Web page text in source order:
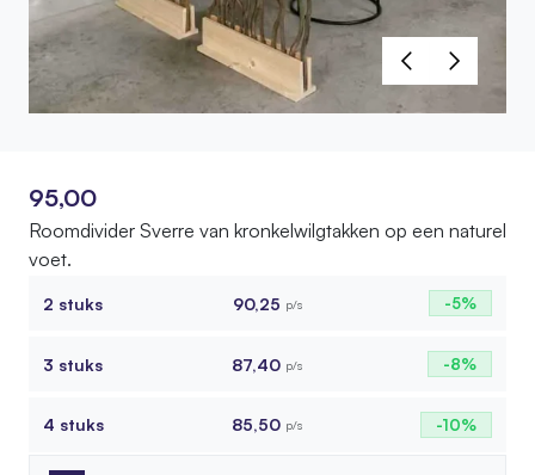
95,00
Roomdivider Sverre van kronkelwilgtakken op een naturel
voet.
2 stuks 90,25 p/s -5%
3 stuks 87,40 p/s -8%
4 stuks 85,50 p/s -10%